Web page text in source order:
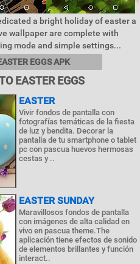
a bright holiday of easter a
wallpaper are complete with
mode and simple settings...
EGGS APK
EASTER EGGS
EASTER
Vivir fondos de pantalla con
fotografías temáticas de la fiesta
de luz y bendita. Decorar la
pantalla de tu smartphone o tablet
pc con pascua huevos hermosas
cestas y ..
EASTER SUNDAY
Maravillosos fondos de pantalla
con imágenes de alta calidad en
vivo en pascua theme.The
aplicación tiene efectos de sonido
de elementos brillantes y función
interact..